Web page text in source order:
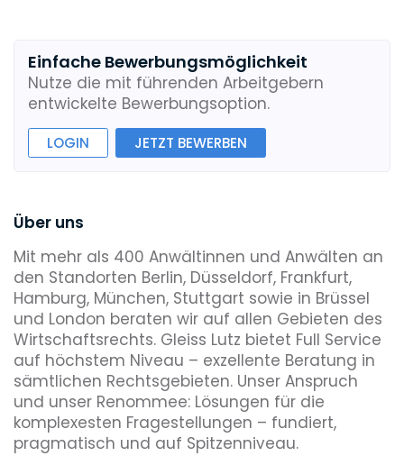
Einfache Bewerbungsmöglichkeit
Nutze die mit führenden Arbeitgebern
entwickelte Bewerbungsoption.
LOGIN JETZT BEWERBEN
Über uns
Mit mehr als 400 Anwältinnen und Anwälten an
den Standorten Berlin, Düsseldorf, Frankfurt,
Hamburg, München, Stuttgart sowie in Brüssel
und London beraten wir auf allen Gebieten des
Wirtschaftsrechts. Gleiss Lutz bietet Full Service
auf höchstem Niveau – exzellente Beratung in
sämtlichen Rechtsgebieten. Unser Anspruch
und unser Renommee: Lösungen für die
komplexesten Fragestellungen – fundiert,
pragmatisch und auf Spitzenniveau.